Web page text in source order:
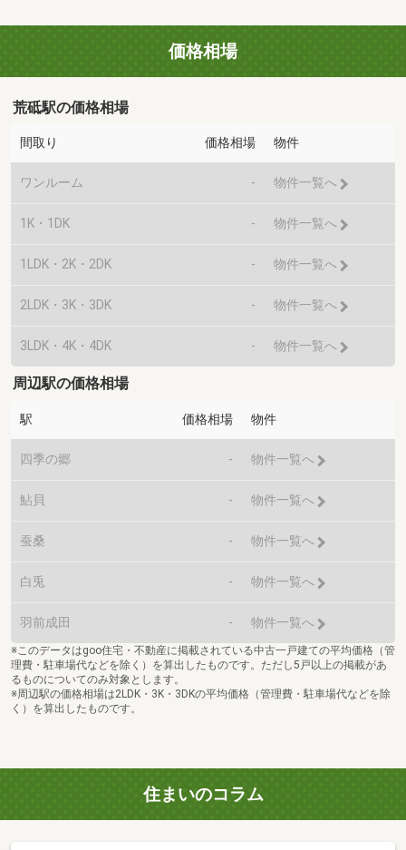
価格相場
荒砥駅の価格相場
間取り 価格相場 物件
ワンルーム - 物件一覧へ
1K・1DK - 物件一覧へ
1LDK・2K・2DK - 物件一覧へ
2LDK・3K・3DK - 物件一覧へ
3LDK・4K・4DK - 物件一覧へ
周辺駅の価格相場
駅 価格相場 物件
四季の郷 - 物件一覧へ
鮎貝 - 物件一覧へ
蚕桑 - 物件一覧へ
白兎 - 物件一覧へ
羽前成田 - 物件一覧へ
※このデータはgoo住宅・不動産に掲載されている中古一戸建ての平均価格（管
理費・駐車場代などを除く）を算出したものです。ただし5戸以上の掲載があ
るものについてのみ対象とします。
※周辺駅の価格相場は2LDK・3K・3DKの平均価格（管理費・駐車場代などを除
く）を算出したものです。
住まいのコラム